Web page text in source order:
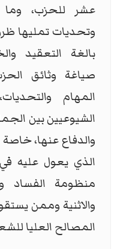
عشر للحزب،
وتحديات تمليها
بالغة التعقيد
صياغة وثائق
المهام
الشيوعيين بين
والدفاع عنها،
الذي يعول عليه
منظومة الفساد
والاثنية وممن
المصالح العليا